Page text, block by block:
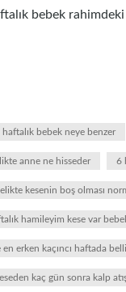
bebek
haftalık bebek neye benzer
anne ne hisseder 6
kesenin boş olması
hamileyim kese var
en erken kaçıncı haftada
kaç gün sonra kalp